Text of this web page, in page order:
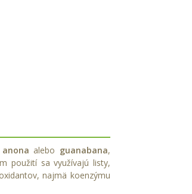
anona alebo guanabana,
použití sa využívajú listy,
najmä koenzýmu